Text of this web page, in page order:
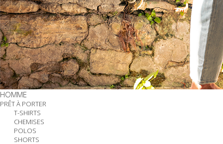
HOMME
PRÊT À PORTER
T-SHIRTS
CHEMISES
POLOS
SHORTS